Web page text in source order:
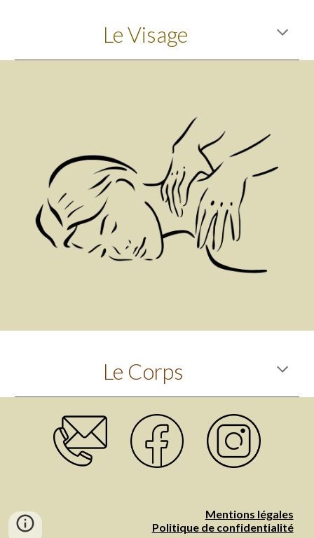
Le Visage
Le Corps
Mentions légales
Politique de confidentialité